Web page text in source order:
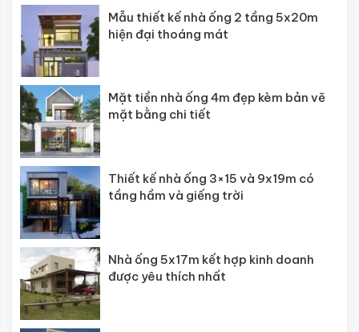
Mẫu thiết kế nhà ống 2 tầng 5x20m
hiện đại thoáng mát
Mặt tiền nhà ống 4m đẹp kèm bản vẽ
mặt bằng chi tiết
Thiết kế nhà ống 3×15 và 9x19m có
tầng hầm và giếng trời
Nhà ống 5x17m kết hợp kinh doanh
được yêu thích nhất